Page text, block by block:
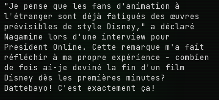
"Je pense que les fans d'animation à
l'étranger sont déjà fatigués des œuvres
prévisibles de style Disney," a déclaré
Nagamine lors d'une interview pour
President Online. Cette remarque m'a fait
réfléchir à ma propre expérience - combien
de fois ai-je deviné la fin d'un film
Disney dès les premières minutes?
Dattebayo! C'est exactement ça!